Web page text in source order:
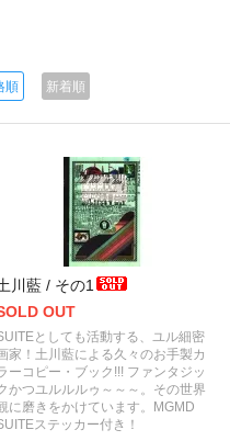
順 新着順
川藍 / その1
OUT
としても活動する、ユル細密
家！土川藍による久々のお手製カ
ーコピー・ブック!!! ファンタジッ
かつユルルルゥ～～～。その世界
に磨きをかけています。MGMD
ステッカー付き！